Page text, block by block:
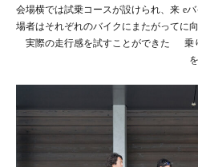
会場横では試乗コースが設けられ、来
場者はそれぞれのバイクにまたがって
実際の走行感を試すことができた
e
に
乗